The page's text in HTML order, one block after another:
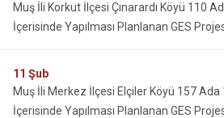
Muş İli Korkut İlçesi Çınarardı Köyü 110
İçerisinde Yapılması Planlanan GES
11 Şub
Muş İli Merkez İlçesi Elçiler Köyü 157 Ada
İçerisinde Yapılması Planlanan GES